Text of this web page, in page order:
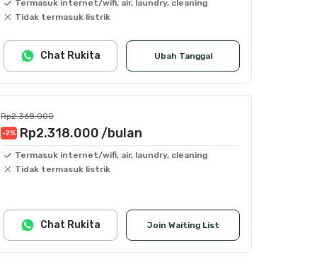
Termasuk internet/wifi, air, laundry, cleaning
Tidak termasuk listrik
Ubah Tanggal
Chat Rukita
Rp2.368.000
-2% Rp2.318.000 /bulan
Termasuk internet/wifi, air, laundry, cleaning
Tidak termasuk listrik
Join Waiting List
Chat Rukita